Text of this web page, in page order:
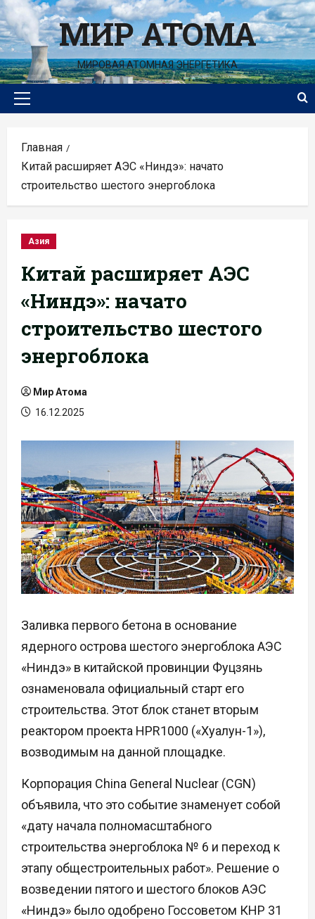
Перейти
к
содержимомуМИР АТОМА
МИРОВАЯ АТОМНАЯ ЭНЕРГЕТИКА
Основное
Главная
Китай расширяет АЭС «Ниндэ»: начато
строительство шестого энергоблока
Азия
Китай расширяет АЭС
«Ниндэ»: начато
строительство шестого
энергоблока
Мир Атома
16.12.2025
Заливка первого бетона в основание
ядерного острова шестого энергоблока АЭС
«Ниндэ» в китайской провинции Фуцзянь
ознаменовала официальный старт его
строительства. Этот блок станет вторым
реактором проекта HPR1000 («Хуалун-1»),
возводимым на данной площадке.
Корпорация China General Nuclear (CGN)
объявила, что это событие знаменует собой
«дату начала полномасштабного
строительства энергоблока № 6 и переход к
этапу общестроительных работ». Решение о
возведении пятого и шестого блоков АЭС
«Ниндэ» было одобрено Госсоветом КНР 31